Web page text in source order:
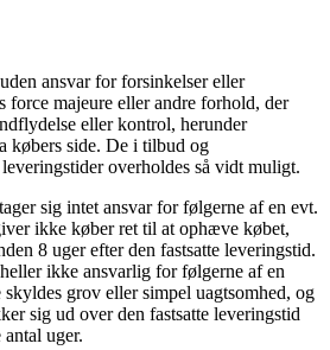
ansvar for forsinkelser eller
force majeure eller andre forhold, der
eller kontrol, herunder
købers side. De i tilbud og
overholdes så vidt muligt.
sig intet ansvar for følgerne af en evt.
ikke køber ret til at ophæve købet,
8 uger efter den fastsatte leveringstid.
ikke ansvarlig for følgerne af en
grov eller simpel uagtsomhed, og
sig ud over den fastsatte leveringstid
uger.